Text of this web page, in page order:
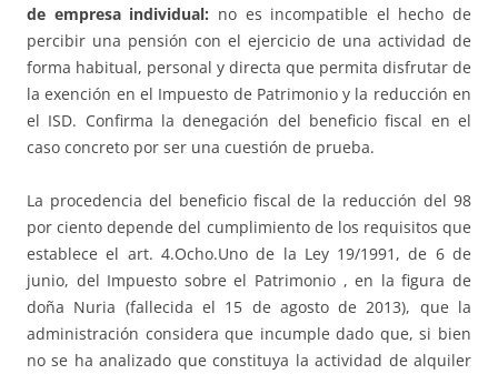
de empresa individual: no es incompatible el hecho de
percibir una pensión con el ejercicio de una actividad de
forma habitual, personal y directa que permita disfrutar de
la exención en el Impuesto de Patrimonio y la reducción en
el ISD. Confirma la denegación del beneficio fiscal en el
caso concreto por ser una cuestión de prueba.
La procedencia del beneficio fiscal de la reducción del 98
por ciento depende del cumplimiento de los requisitos que
establece el art. 4.Ocho.Uno de la Ley 19/1991, de 6 de
junio, del Impuesto sobre el Patrimonio , en la figura de
doña Nuria (fallecida el 15 de agosto de 2013), que la
administración considera que incumple dado que, si bien
no se ha analizado que constituya la actividad de alquiler